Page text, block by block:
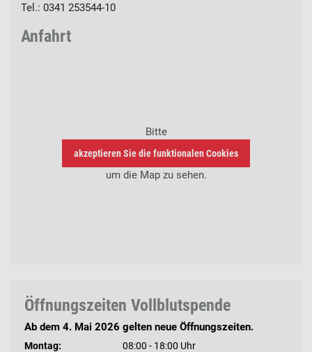
Tel.: 0341 253544-10
Anfahrt
Bitte
akzeptieren Sie die funktionalen Cookies
um die Map zu sehen.
Öffnungszeiten Vollblutspende
Ab dem 4. Mai 2026 gelten neue Öffnungszeiten.
Montag:
08:00 - 18:00 Uhr